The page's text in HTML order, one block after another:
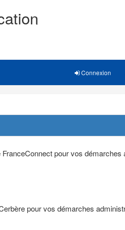
Connexion
pour vos
pour vos démarches